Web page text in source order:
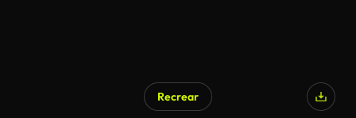
Recrear